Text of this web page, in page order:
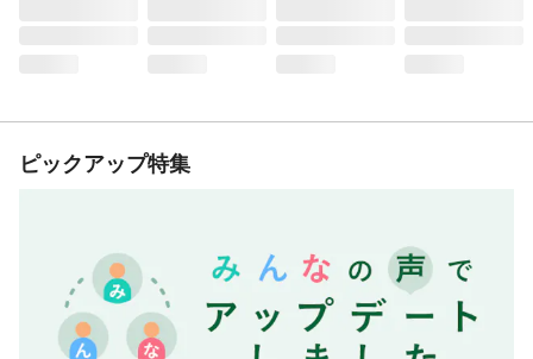
ピックアップ特集